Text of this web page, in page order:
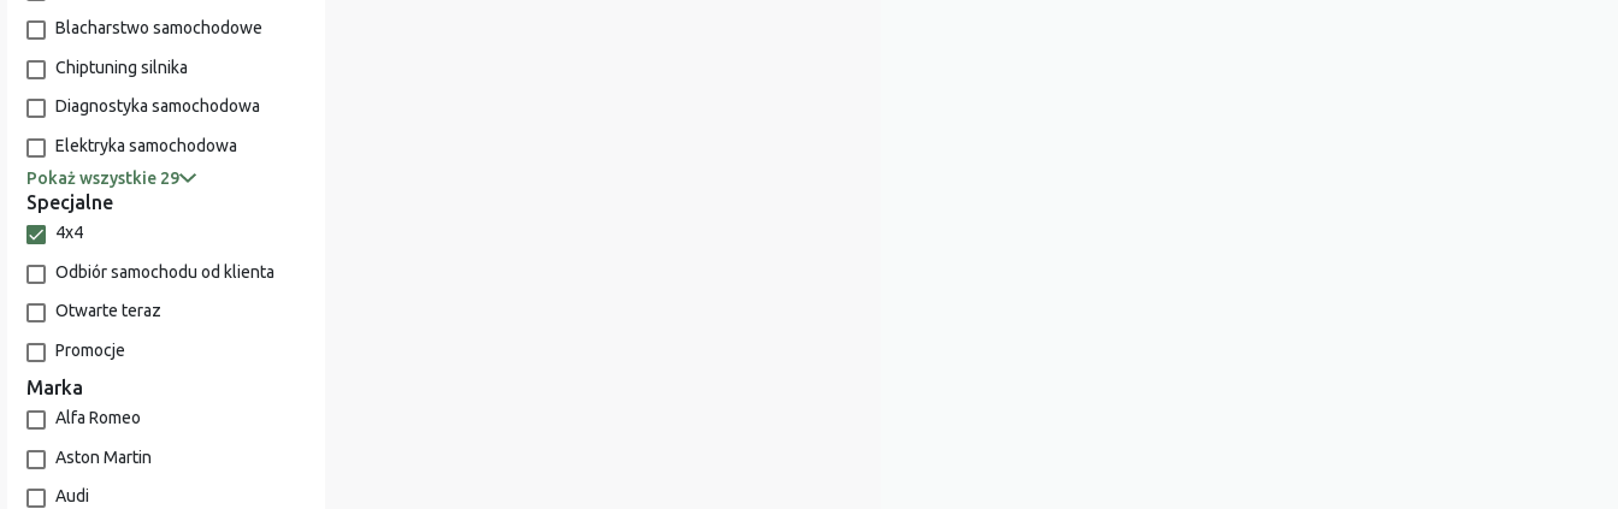
Blacharstwo samochodowe
Chiptuning silnika
Diagnostyka samochodowa
Elektryka samochodowa
Pokaż wszystkie 29
Specjalne
4x4
Odbiór samochodu od klienta
Otwarte teraz
Promocje
Marka
Alfa Romeo
Aston Martin
Audi